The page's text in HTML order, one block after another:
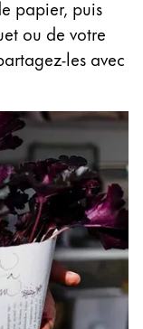
papier, puis
ou de votre
les avec